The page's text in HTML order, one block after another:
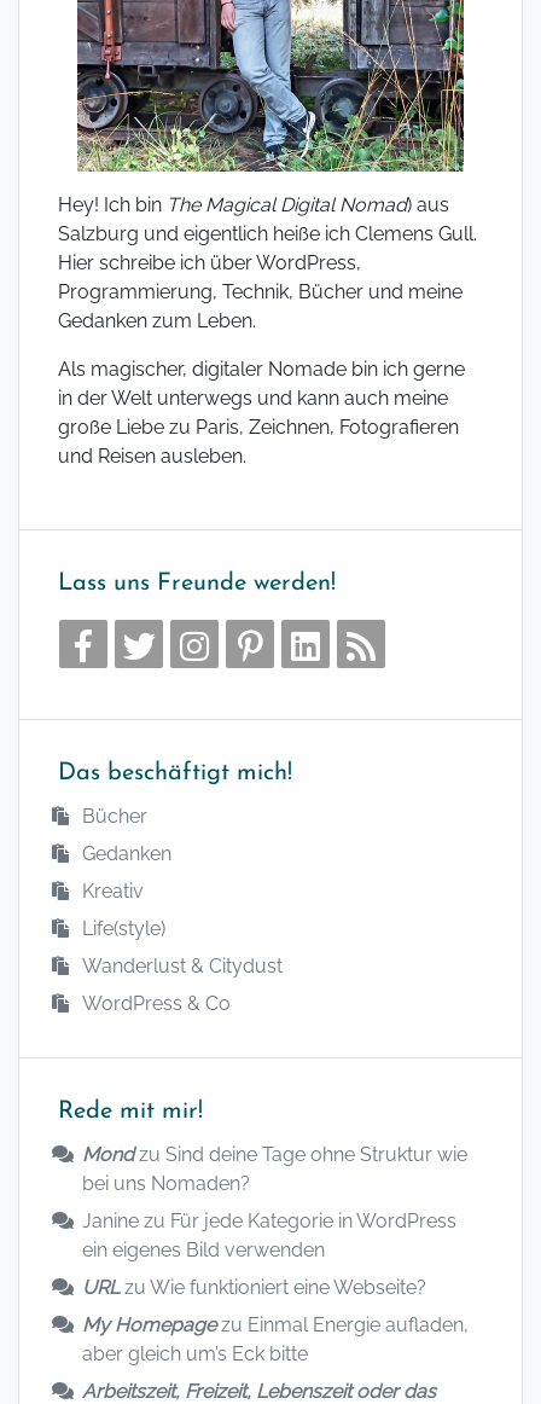
Hey! Ich bin The Magical Digital Nomad) aus
Salzburg und eigentlich heiße ich Clemens Gull.
Hier schreibe ich über WordPress,
Programmierung, Technik, Bücher und meine
Gedanken zum Leben.
Als magischer, digitaler Nomade bin ich gerne
in der Welt unterwegs und kann auch meine
große Liebe zu Paris, Zeichnen, Fotografieren
und Reisen ausleben.
Lass uns Freunde werden!
Das beschäftigt mich!
Bücher
Gedanken
Kreativ
Life(style)
Wanderlust & Citydust
WordPress & Co
Rede mit mir!
Mondzu Sind deine Tage ohne Struktur wie
bei uns Nomaden?
Janine zu Für jede Kategorie in WordPress
ein eigenes Bild verwenden
URLzu Wie funktioniert eine Webseite?
My Homepagezu Einmal Energie aufladen,
aber gleich um’s Eck bitte
Arbeitszeit, Freizeit, Lebenszeit oder das